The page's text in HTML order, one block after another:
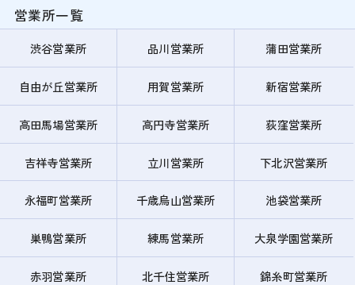
営業所一覧
渋谷営業所 品川営業所 蒲田営業所
自由が丘営業所 用賀営業所 新宿営業所
高田馬場営業所 高円寺営業所 荻窪営業所
吉祥寺営業所 立川営業所 下北沢営業所
永福町営業所 千歳烏山営業所 池袋営業所
巣鴨営業所 練馬営業所 大泉学園営業所
赤羽営業所 北千住営業所 錦糸町営業所